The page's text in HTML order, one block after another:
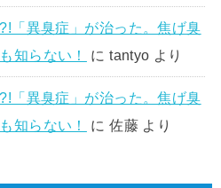
「異臭症」が治った。焦げ臭
知らない！
にtantyo より
「異臭症」が治った。焦げ臭
知らない！
に佐藤 より